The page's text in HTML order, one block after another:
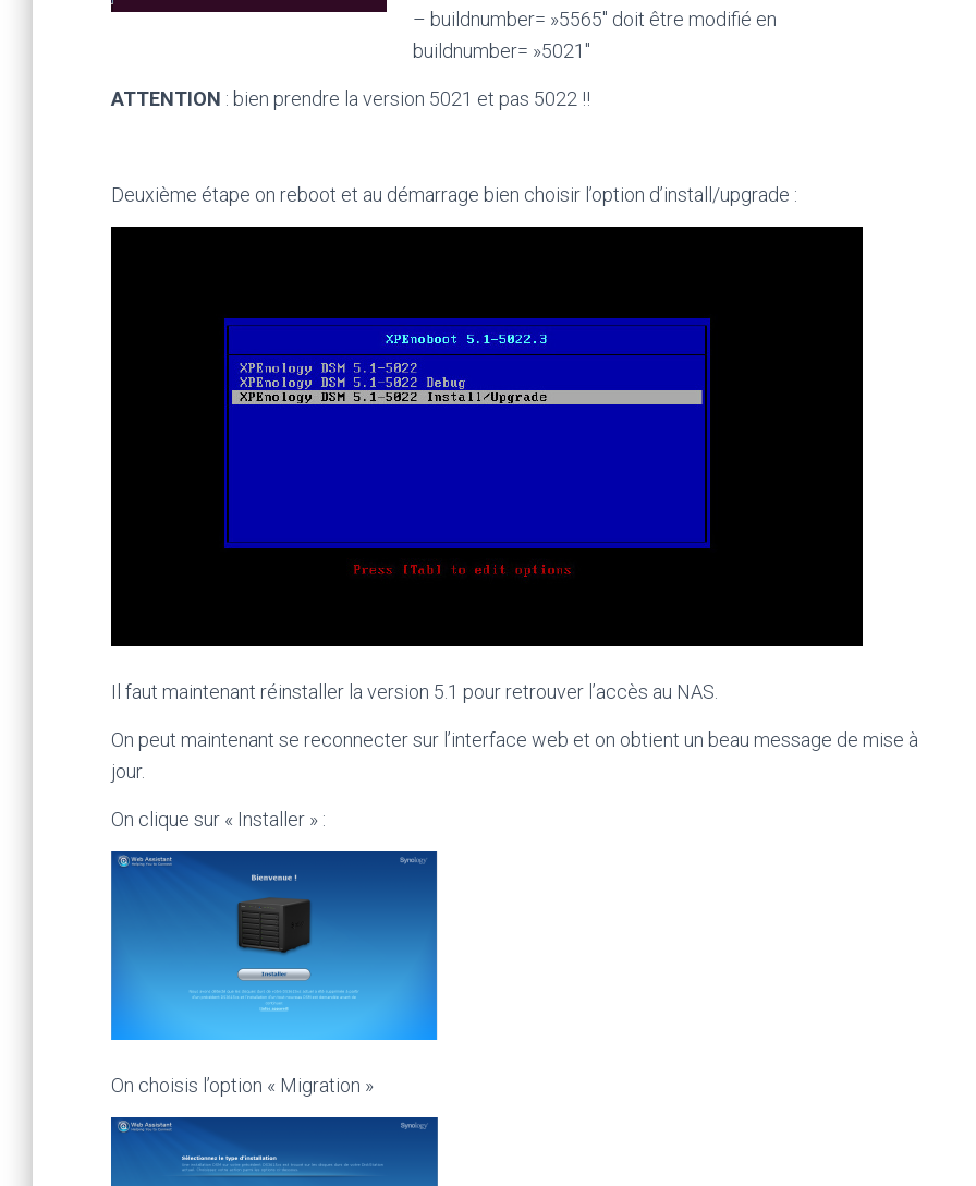
– buildnumber= »5565″ doit être modifié en
buildnumber= »5021″
ATTENTION : bien prendre la version 5021 et pas 5022 !!
Deuxième étape on reboot et au démarrage bien choisir l’option d’install/upgrade :
Il faut maintenant réinstaller la version 5.1 pour retrouver l’accès au NAS.
On peut maintenant se reconnecter sur l’interface web et on obtient un beau message de mise à
jour.
On clique sur « Installer » :
On choisis l’option « Migration »